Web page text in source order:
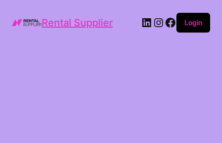
Rental Supplier LinkedIn
Instagram
Facebook
Login